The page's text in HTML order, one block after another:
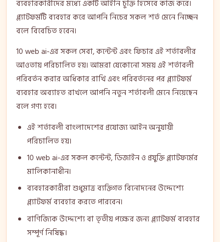
ব্যবহারকারীদের মধ্যে একটি আইনি চুক্তি হিসেবে কাজ করে।
প্ল্যাটফর্মটি ব্যবহার করে আপনি নিচের সকল শর্ত মেনে নিচ্ছেন
বলে বিবেচিত হবেন।
10 web ai-এর সকল সেবা, কন্টেন্ট এবং ফিচার এই শর্তাবলীর
আওতায় পরিচালিত হয়। আমরা যেকোনো সময় এই শর্তাবলী
পরিবর্তন করার অধিকার রাখি এবং পরিবর্তনের পর প্ল্যাটফর্ম
ব্যবহার অব্যাহত রাখলে আপনি নতুন শর্তাবলী মেনে নিয়েছেন
বলে গণ্য হবে।
এই শর্তাবলী বাংলাদেশের প্রযোজ্য আইন অনুযায়ী
পরিচালিত হয়।
10 web ai-এর সকল কন্টেন্ট, ডিজাইন ও প্রযুক্তি প্ল্যাটফর্মের
মালিকানাধীন।
ব্যবহারকারীরা শুধুমাত্র ব্যক্তিগত বিনোদনের উদ্দেশ্যে
প্ল্যাটফর্ম ব্যবহার করতে পারবেন।
বাণিজ্যিক উদ্দেশ্যে বা তৃতীয় পক্ষের জন্য প্ল্যাটফর্ম ব্যবহার
সম্পূর্ণ নিষিদ্ধ।